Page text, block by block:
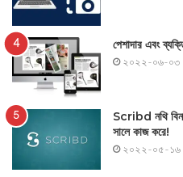
পেশাদার এবং
২০২২-০৬-০৩
Scribd নথি
সালে কাজ করে!
২০২২-০৫-১৬